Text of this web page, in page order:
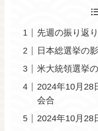
先週の振り返
日本総選挙の
米大統領選挙
2024年10月28
会合
2024年10月28